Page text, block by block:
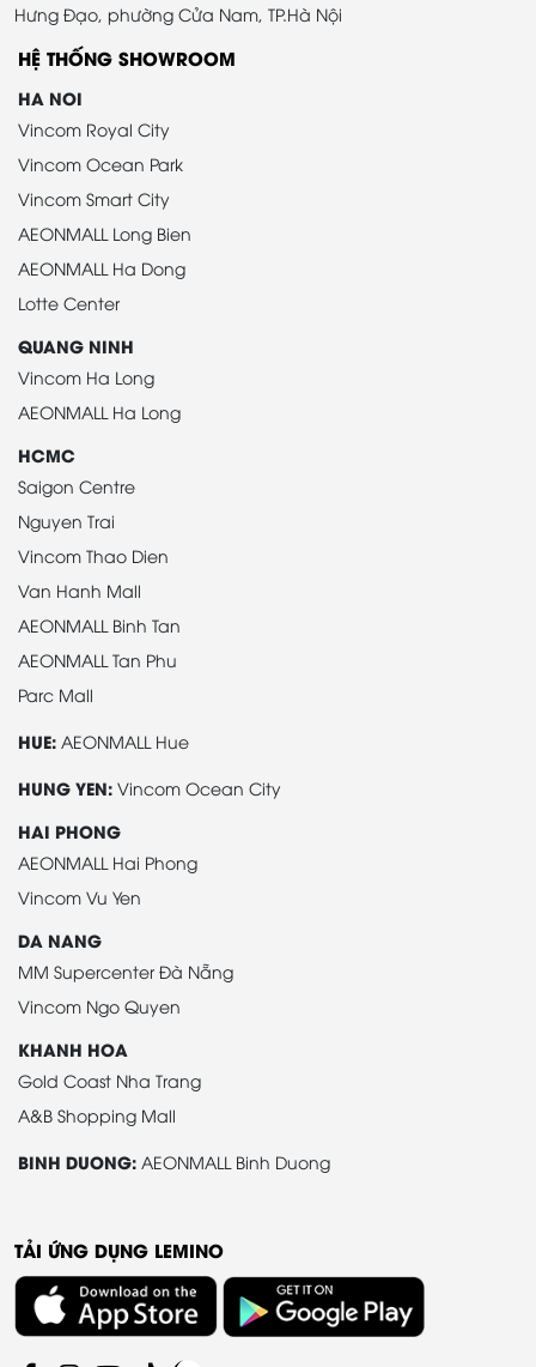
Hưng Đạo, phường Cửa Nam, TP.Hà Nội
HỆ THỐNG SHOWROOM
HA NOI
Vincom Royal City
Vincom Ocean Park
Vincom Smart City
AEONMALL Long Bien
AEONMALL Ha Dong
Lotte Center
QUANG NINH
Vincom Ha Long
AEONMALL Ha Long
HCMC
Saigon Centre
Nguyen Trai
Vincom Thao Dien
Van Hanh Mall
AEONMALL Binh Tan
AEONMALL Tan Phu
Parc Mall
HUE: AEONMALL Hue
HUNG YEN: Vincom Ocean City
HAI PHONG
AEONMALL Hai Phong
Vincom Vu Yen
DA NANG
MM Supercenter Đà Nẵng
Vincom Ngo Quyen
KHANH HOA
Gold Coast Nha Trang
A&B Shopping Mall
BINH DUONG: AEONMALL Binh Duong
TẢI ỨNG DỤNG LEMINO